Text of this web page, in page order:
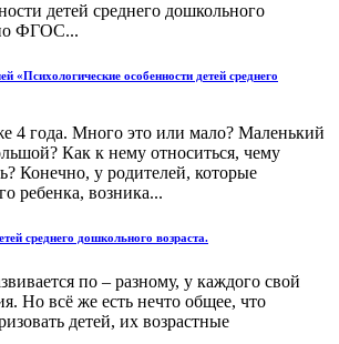
детей среднего дошкольного
по ФГОС...
«Психологические особенности детей среднего
4 года. Много это или мало? Маленький
Как к нему относиться, чему
Конечно, у родителей, которые
ребенка, возника...
среднего дошкольного возраста.
по – разному, у каждого свой
Но всё же есть нечто общее, что
детей, их возрастные